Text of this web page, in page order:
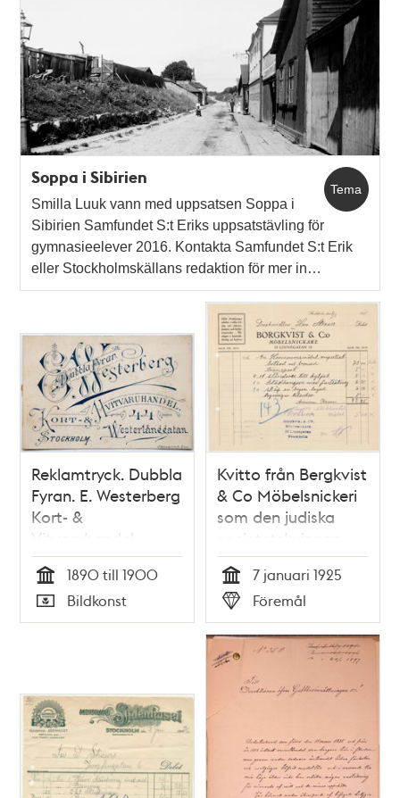
Tema
Soppa i Sibirien
Smilla Luuk vann med uppsatsen Soppa i
Sibirien Samfundet S:t Eriks uppsatstävling för
gymnasieelever 2016. Kontakta Samfundet S:t Erik
eller Stockholmskällans redaktion för mer in…
Reklamtryck. Dubbla
Fyran. E. Westerberg
Kort- &
Vitvaruhandel
Tid
1890 till 1900
Typ
Bildkonst
Kvitto från Bergkvist
& Co Möbelsnickeri
som den judiska
societetskvinnan
Irene Strauss
sparade
Tid
7 januari 1925
Typ
Föremål